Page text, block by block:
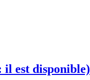
il est disponible)